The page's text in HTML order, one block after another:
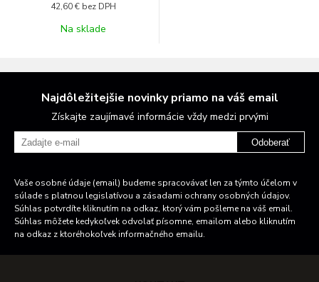
42,60 € bez DPH
Na sklade
Najdôležitejšie novinky priamo na váš email
Získajte zaujímavé informácie vždy medzi prvými
Odoberať
Vaše osobné údaje (email) budeme spracovávať len za týmto účelom v
súlade s platnou legislatívou a zásadami ochrany osobných údajov.
Súhlas potvrdíte kliknutím na odkaz, ktorý vám pošleme na váš email.
Súhlas môžete kedykoľvek odvolať písomne, emailom alebo kliknutím
na odkaz z ktoréhokoľvek informačného emailu.